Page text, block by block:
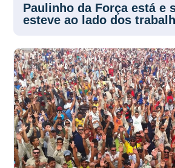
Paulinho da Força está e
esteve ao lado dos